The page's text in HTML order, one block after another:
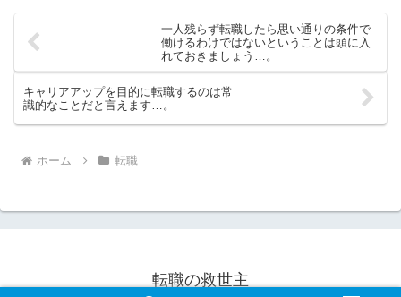
一人残らず転職したら思い通りの条件で
働けるわけではないということは頭に入
れておきましょう…。
キャリアアップを目的に転職するのは常
識的なことだと言えます…。
ホーム 転職
転職の救世主